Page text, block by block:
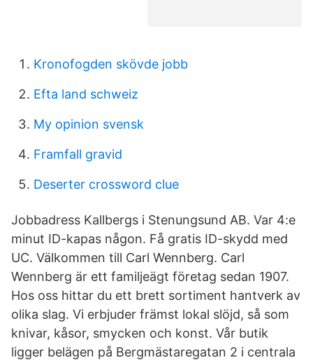
Kronofogden skövde jobb
Efta land schweiz
My opinion svensk
Framfall gravid
Deserter crossword clue
Jobbadress Kallbergs i Stenungsund AB. Var 4:e
minut ID-kapas någon. Få gratis ID-skydd med
UC. Välkommen till Carl Wennberg. Carl
Wennberg är ett familjeägt företag sedan 1907.
Hos oss hittar du ett brett sortiment hantverk av
olika slag. Vi erbjuder främst lokal slöjd, så som
knivar, kåsor, smycken och konst. Vår butik
ligger belägen på Bergmästaregatan 2 i centrala